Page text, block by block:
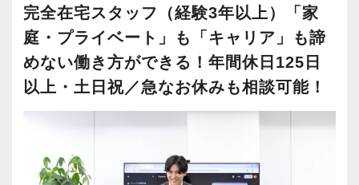
・テレワーク導入済み
・全席デュアルモニタ完備
＜幅広い経験・成長環境＞
・9割が紹介の安定基盤
・個人～大企業まで幅広く経験可能
完全在宅スタッフ（経験3年以上）「家
庭・プライベート」も「キャリア」も諦
めない働き方ができる！年間休日125日
以上・土日祝／急なお休みも相談可能！